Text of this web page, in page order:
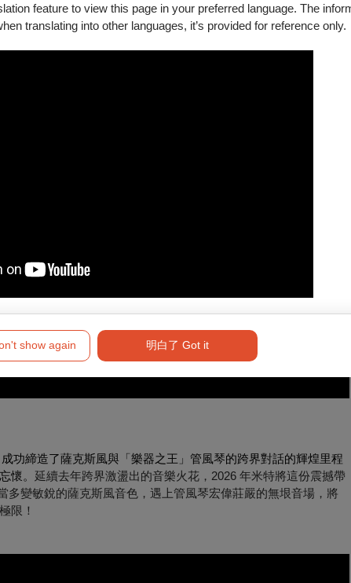
feature to view this page in your preferred language. The
translating into other languages, it’s provided for reference only.
show again 明白了 Got it
成功締造了薩克斯風與「樂器之王」管風琴的跨界對話的輝煌里程
懷。 延續去年跨界激盪出的音樂火花，2026 年米特將這份震撼帶
多變敏銳的薩克斯風音色，遇上管風琴宏偉莊嚴的無垠音場，將
限！